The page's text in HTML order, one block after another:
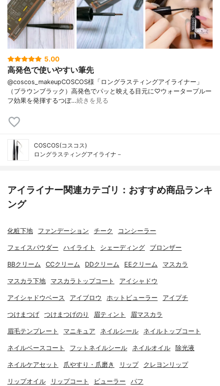
5.00
高発色で使いやすい筆先
@coscos_makeupCOSCOS様「ロングラスティングアイライナー」
（ブラウンブラック）高発色でパッと映える目元に♡ウォータープルー
フ効果を発揮するつぼ…続きを見る
COSCOS(コスコス)
ロングラスティングアイライナ－
アイライナー関連カテゴリ：おすすめ商品ランキ
ング
化粧下地 ファンデーション チーク コンシーラー
フェイスパウダー ハイライト シェーディング ブロンザー
BBクリーム CCクリーム DDクリーム EEクリーム マスカラ
マスカラ下地 マスカラトップコート アイシャドウ
アイシャドウベース アイブロウ ホットビューラー アイプチ
つけまつげ つけまつげのり 眉ティント 眉マスカラ
眉毛テンプレート マニキュア ネイルシール ネイルトップコート
ネイルベースコート フットネイルシール ネイルオイル 除光液
ネイルケアセット 爪やすり・爪磨き リップ クレヨンリップ
リップオイル リップコート ビューラー パフ